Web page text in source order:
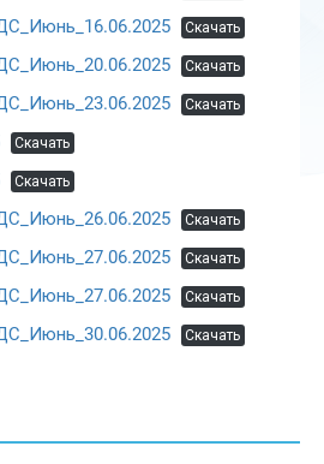
Скачать
Скачать
Скачать
Скачать
Скачать
Скачать
Скачать
Скачать
Скачать